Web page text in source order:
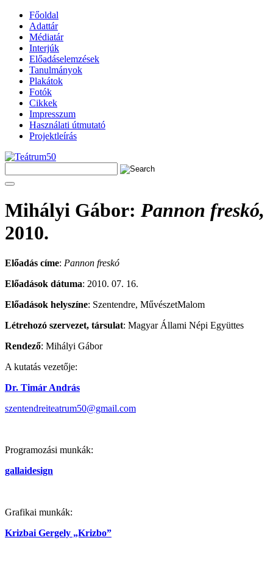
Főoldal
Adattár
Médiatár
Interjúk
Előadáselemzések
Tanulmányok
Plakátok
Fotók
Cikkek
Impresszum
Használati útmutató
Projektleírás
Mihályi Gábor: Pannon freskó,
2010.
Előadás címe: Pannon freskó
Előadások dátuma: 2010. 07. 16.
Előadások helyszíne: Szentendre, MűvészetMalom
Létrehozó szervezet, társulat: Magyar Állami Népi Együttes
Rendező: Mihályi Gábor
A kutatás vezetője:
Dr. Timár András
szentendreiteatrum50@gmail.com
Programozási munkák:
gallaidesign
Grafikai munkák:
Krizbai Gergely „Krizbo”